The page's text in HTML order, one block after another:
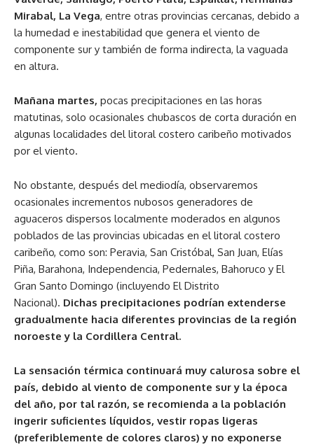
Mirabal, La Vega, entre otras provincias cercanas, debido a
la humedad e inestabilidad que genera el viento de
componente sur y también de forma indirecta, la vaguada
en altura.
Mañana martes, pocas precipitaciones en las horas
matutinas, solo ocasionales chubascos de corta duración en
algunas localidades del litoral costero caribeño motivados
por el viento.
No obstante, después del mediodía, observaremos
ocasionales incrementos nubosos generadores de
aguaceros dispersos localmente moderados en algunos
poblados de las provincias ubicadas en el litoral costero
caribeño, como son: Peravia, San Cristóbal, San Juan, Elías
Piña, Barahona, Independencia, Pedernales, Bahoruco y El
Gran Santo Domingo (incluyendo El Distrito
Nacional). Dichas precipitaciones podrían extenderse
gradualmente hacia diferentes provincias de la región
noroeste y la Cordillera Central.
La sensación térmica continuará muy calurosa sobre el
país, debido al viento de componente sur y la época
del año, por tal razón, se recomienda a la población
ingerir suficientes líquidos, vestir ropas ligeras
(preferiblemente de colores claros) y no exponerse